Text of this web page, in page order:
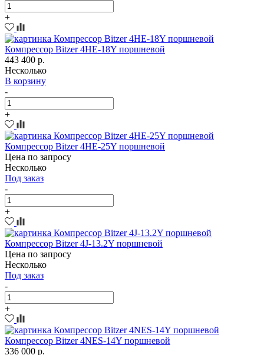
+
Компрессор Bitzer 4HE-18Y поршневой
443 400 р.
Несколько
В корзину
-
+
Компрессор Bitzer 4HE-25Y поршневой
Цена по запросу
Несколько
Под заказ
-
+
Компрессор Bitzer 4J-13.2Y поршневой
Цена по запросу
Несколько
Под заказ
-
+
Компрессор Bitzer 4NES-14Y поршневой
336 000 р.